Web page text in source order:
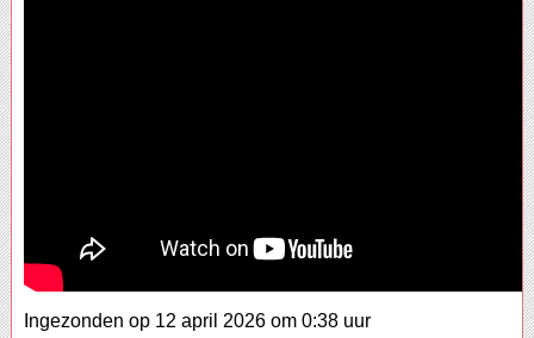
Ingezonden op 12 april 2026 om 0:38 uur